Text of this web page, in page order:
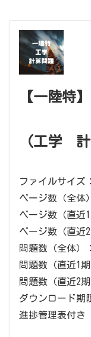
【一陸特
（工学 計
ファイルサイズ
ページ数（全体
ページ数（直近
ページ数（直近
問題数（全体）
問題数（直近1
問題数（直近2
ダウンロード期
進捗管理表付き